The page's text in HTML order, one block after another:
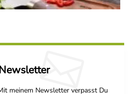
meinem Newsletter verpasst Du